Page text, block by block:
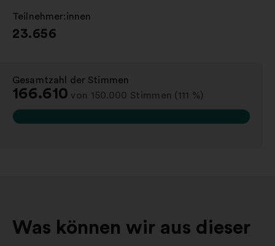
Teilnehmer:innen
:
23.656
Gesamtzahl der Stimmen
:
166.610 von 150.000 Stimmen (111 %)
Was können wir aus dieser